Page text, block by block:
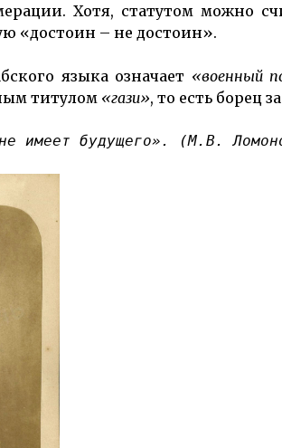
Хотя, статутом можно
«достоин – не достоин».
языка означает «военный
титулом «гази», то есть борец
имеет будущего». (М.В.